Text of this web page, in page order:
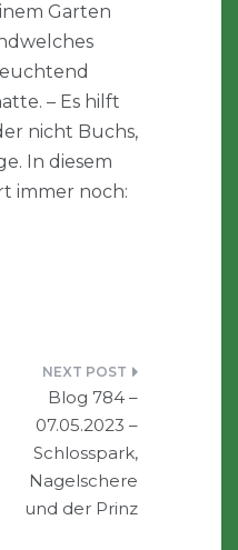
Garten
– Es hilft
nicht Buchs,
In diesem
immer noch:
Blog 784 –
07.05.2023 –
Schlosspark,
Nagelschere
und der Prinz